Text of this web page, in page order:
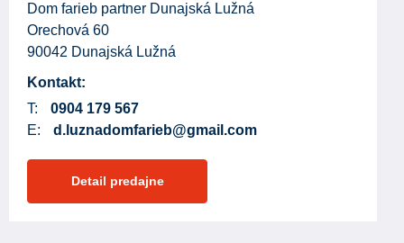
Dom farieb partner Dunajská Lužná
Orechová 60
90042 Dunajská Lužná
Kontakt:
T:
0904 179 567
E:
d.luznadomfarieb@gmail.com
Detail predajne